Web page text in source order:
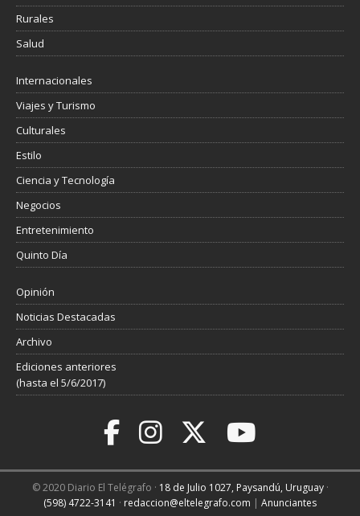
Rurales
Salud
Internacionales
Viajes y Turismo
Culturales
Estilo
Ciencia y Tecnología
Negocios
Entretenimiento
Quinto Día
Opinión
Noticias Destacadas
Archivo
Ediciones anteriores
(hasta el 5/6/2017)
© 2020 Diario El Telégrafo · 18 de Julio 1027, Paysandú, Uruguay·
(598) 4722-3141 · redaccion@eltelegrafo.com | Anunciantes